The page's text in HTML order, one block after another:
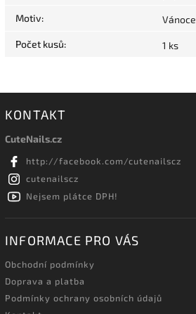
Motiv: Vánoce
Počet kusů: 1 ks
KONTAKT
CuteNails.cz
http://facebook.com/cutenailscz
cutenailscz
Nejsem plátce DPH!
INFORMACE PRO VÁS
Obchodní podmínky
Doprava a platba
Podmínky ochrany osobních údajů